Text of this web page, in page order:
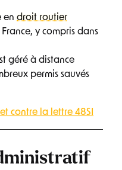
en droit routier
y compris dans
géré à distance
permis sauvés
contre la lettre 48SI